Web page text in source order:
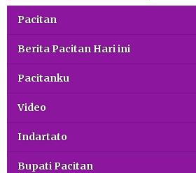
Pacitan
Berita Pacitan Hari ini
Pacitanku
Video
Indartato
Bupati Pacitan